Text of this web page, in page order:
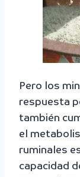
Pero los
respuesta
también
el
ruminales
capacidad